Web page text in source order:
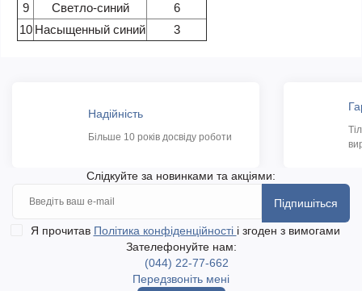
9
Светло-синий
6
10 Насыщенный синий 3
Надійність
Більше 10 років досвіду роботи
Слідкуйте за новинками та акціями:
Підпишіться
Я прочитав Політика конфіденційності і згоден з вимогами
Зателефонуйте нам:
(044) 22-77-662
Передзвоніть мені